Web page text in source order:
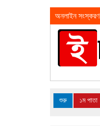
অনলাইন সংস্করণ
শুরু ১ম পাতা